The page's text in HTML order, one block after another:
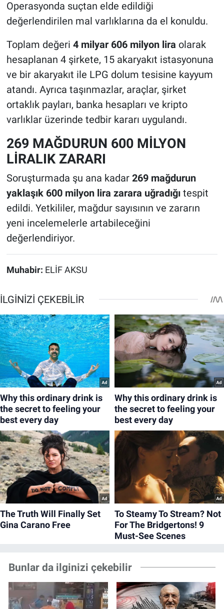
Operasyonda suçtan elde edildiği
değerlendirilen mal varlıklarına da el konuldu.
Toplam değeri 4 milyar 606 milyon lira olarak
hesaplanan 4 şirkete, 15 akaryakıt istasyonuna
ve bir akaryakıt ile LPG dolum tesisine kayyum
atandı. Ayrıca taşınmazlar, araçlar, şirket
ortaklık payları, banka hesapları ve kripto
varlıklar üzerinde tedbir kararı uygulandı.
269 MAĞDURUN 600 MİLYON
LİRALIK ZARARI
Soruşturmada şu ana kadar 269 mağdurun
yaklaşık 600 milyon lira zarara uğradığıtespit
edildi. Yetkililer, mağdur sayısının ve zararın
yeni incelemelerle artabileceğini
değerlendiriyor.
Muhabir: ELİF AKSU
Bunlar da ilginizi çekebilir